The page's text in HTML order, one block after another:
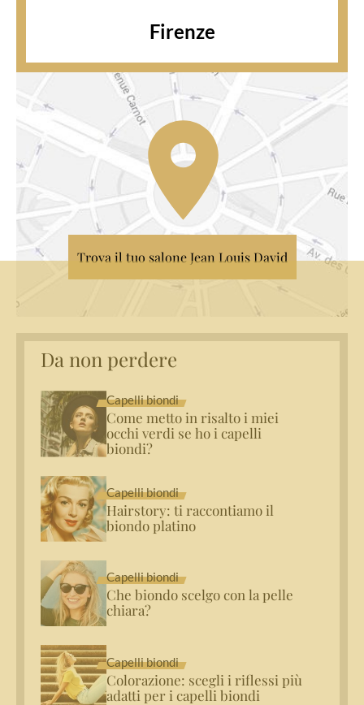
Firenze
Trova il tuo salone Jean Louis David
Da non perdere
Capelli biondi
Come metto in risalto i miei
occhi verdi se ho i capelli
biondi?
Capelli biondi
Hairstory: ti raccontiamo il
biondo platino
Capelli biondi
Che biondo scelgo con la pelle
chiara?
Capelli biondi
Colorazione: scegli i riflessi più
adatti per i capelli biondi